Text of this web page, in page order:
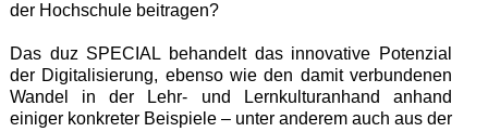
der Hochschule beitragen?
Das duz SPECIAL behandelt das innovative Potenzial
der Digitalisierung, ebenso wie den damit verbundenen
Wandel in der Lehr- und Lernkulturanhand anhand
einiger konkreter Beispiele – unter anderem auch aus der